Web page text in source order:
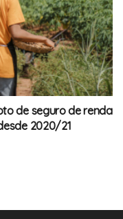
de seguro de renda
2020/21